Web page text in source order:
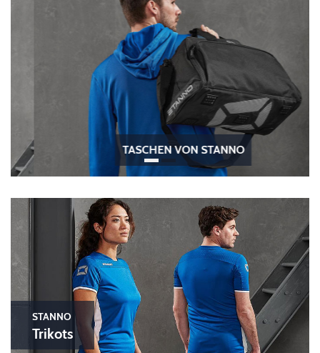
TASCHEN VON STANNO
STANNO
Trikots